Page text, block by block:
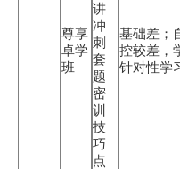
尊享
卓学
班
讲
冲
刺
套
题
密
训
技
巧
点
基础差；
控较差，
针对性学